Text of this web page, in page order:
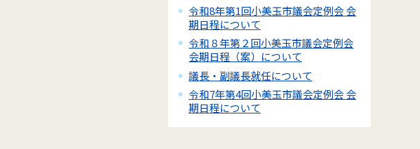
令和8年第1回小美玉市議会定例会 会
期日程について
令和８年第２回小美玉市議会定例会
会期日程（案）について
議長・副議長就任について
令和7年第4回小美玉市議会定例会 会
期日程について